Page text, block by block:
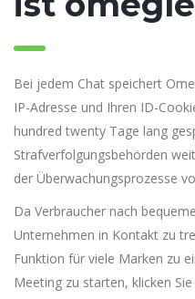
Bei jedem Chat speichert
IP-Adresse und Ihren ID-
hundred twenty Tage lang
Strafverfolgungsbehörden
der Überwachungsprozesse
Da Verbraucher nach
Unternehmen in Kontakt zu
Funktion für viele Marken zu
Meeting zu starten, klicken